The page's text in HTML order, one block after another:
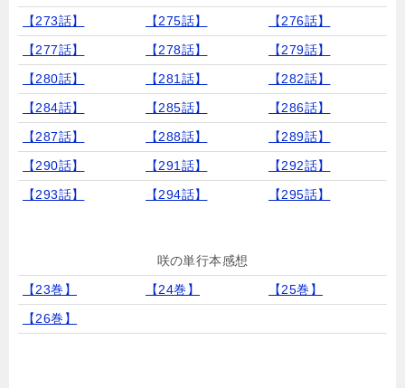
【273話】
【275話】
【276話】
【277話】
【278話】
【279話】
【280話】
【281話】
【282話】
【284話】
【285話】
【286話】
【287話】
【288話】
【289話】
【290話】
【291話】
【292話】
【293話】
【294話】 【295話】
咲の単行本感想
【23巻】
【24巻】
【25巻】
【26巻】